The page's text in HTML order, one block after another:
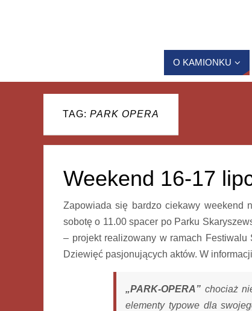
O KAMIONKU
TAG: PARK OPERA
Weekend 16-17
Zapowiada się bardzo ciekawy weekend
sobotę o 11.00 spacer po Parku
– projekt realizowany w ramach
Dziewięć pasjonujących aktów. W
„PARK-OPERA” chociaż
elementy typowe dla